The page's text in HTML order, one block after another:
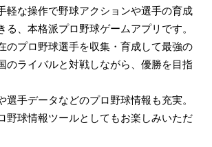
軽な操作で野球アクションや選手の育成
る、本格派プロ野球ゲームアプリです。
のプロ野球選手を収集・育成して最強の
のライバルと対戦しながら、優勝を目指
選手データなどのプロ野球情報も充実。
野球情報ツールとしてもお楽しみいただ